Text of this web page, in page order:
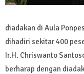
diadakan di Aula
dihadiri sekitar 400
Ir.H. Chriswanto
berharap dengan